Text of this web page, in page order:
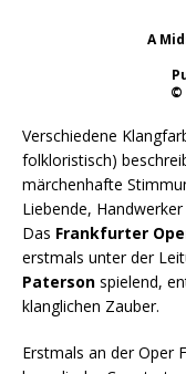
A
©
Verschiedene
folkloristisch)
märchenhafte
Liebende,
Das Frankfurter
erstmals unter der
Paterson spielend,
klanglichen Zauber.
Erstmals an der Oper